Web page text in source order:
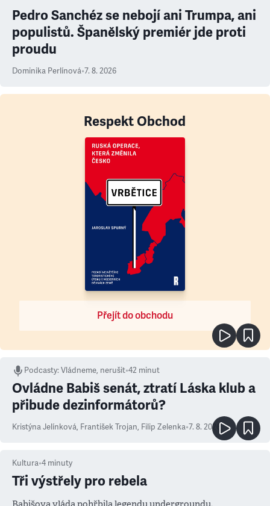
Pedro Sanchéz se nebojí ani Trumpa, ani
populistů. Španělský premiér jde proti
proudu
Dominika Perlínová•7. 8. 2026
Respekt Obchod
Přejít do obchodu
Podcasty:Vládneme, nerušit•42 minut
Ovládne Babiš senát, ztratí Láska klub a
přibude dezinformátorů?
Kristýna Jelínková, František Trojan, Filip Zelenka•7. 8. 2026
Kultura•4 minuty
Tři výstřely pro rebela
Babišova vláda pohřbila legendu undergroundu.